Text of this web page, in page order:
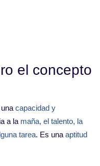
el concepto
capacidad y
a la maña, el talento, la
tarea. Es una aptitud